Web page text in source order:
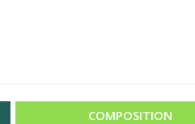
COMPOSITION